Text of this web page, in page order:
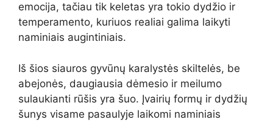
emocija, tačiau tik keletas yra tokio dydžio ir
temperamento, kuriuos realiai galima laikyti
naminiais augintiniais.
Iš šios siauros gyvūnų karalystės skiltelės, be
abejonės, daugiausia dėmesio ir meilumo
sulaukianti rūšis yra šuo. Įvairių formų ir dydžių
šunys visame pasaulyje laikomi naminiais